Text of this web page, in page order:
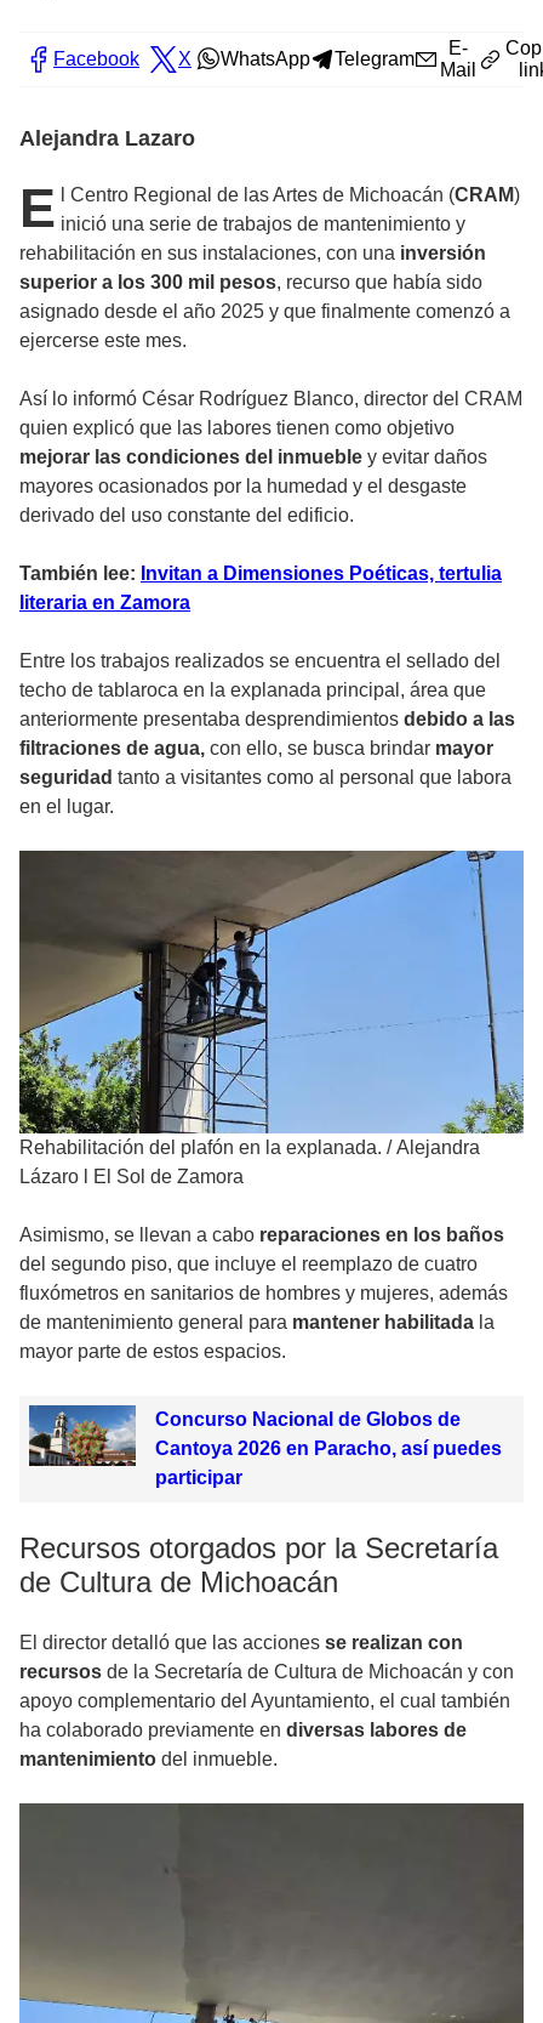
Facebook X WhatsApp Telegram
E-
Mail
Alejandra Lazaro
E l Centro Regional de las Artes de Michoacán (CRAM)
inició una serie de trabajos de mantenimiento y
rehabilitación en sus instalaciones, con una inversión
superior a los 300 mil pesos, recurso que había sido
asignado desde el año 2025 y que finalmente comenzó a
ejercerse este mes.
Así lo informó César Rodríguez Blanco, director del CRAM
quien explicó que las labores tienen como objetivo
mejorar las condiciones del inmueble y evitar daños
mayores ocasionados por la humedad y el desgaste
derivado del uso constante del edificio.
También lee: Invitan a Dimensiones Poéticas, tertulia
literaria en Zamora
Entre los trabajos realizados se encuentra el sellado del
techo de tablaroca en la explanada principal, área que
anteriormente presentaba desprendimientos debido a las
filtraciones de agua, con ello, se busca brindar mayor
seguridad tanto a visitantes como al personal que labora
en el lugar.
Rehabilitación del plafón en la explanada. /Alejandra
Lázaro l El Sol de Zamora
Asimismo, se llevan a cabo reparaciones en los baños
del segundo piso, que incluye el reemplazo de cuatro
fluxómetros en sanitarios de hombres y mujeres, además
de mantenimiento general para mantener habilitada la
mayor parte de estos espacios.
Concurso Nacional de Globos de
Cantoya 2026 en Paracho, así puedes
participar
Recursos otorgados por la Secretaría
de Cultura de Michoacán
El director detalló que las acciones se realizan con
recursos de la Secretaría de Cultura de Michoacán y con
apoyo complementario del Ayuntamiento, el cual también
ha colaborado previamente en diversas labores de
mantenimiento del inmueble.